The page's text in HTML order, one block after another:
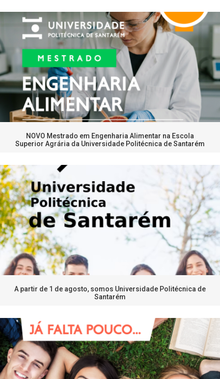
NOVO Mestrado em Engenharia Alimentar na Escola
Superior Agrária da Universidade Politécnica de Santarém
A partir de 1 de agosto, somos Universidade Politécnica de
Santarém